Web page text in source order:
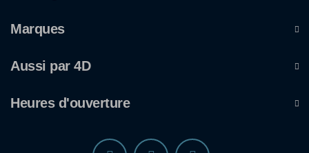
Marques
Aussi par 4D
Heures d'ouverture